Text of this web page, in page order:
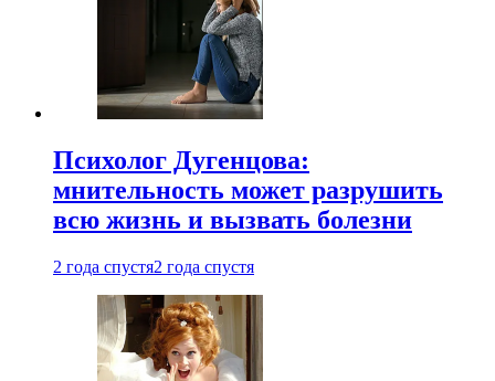
Психолог Дугенцова:
мнительность может разрушить
всю жизнь и вызвать болезни
2 года спустя2 года спустя